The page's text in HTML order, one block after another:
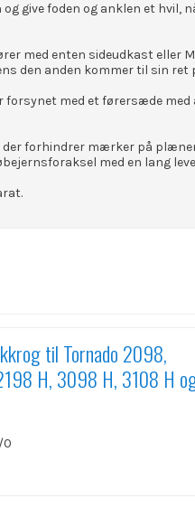
give foden og anklen et hvil,
med enten sideudkast
den anden kommer til sin ret
forsynet med et førersæde
forhindrer mærker på
med en lang
til Tornado 2098,
H, 3098 H, 3108 H
0